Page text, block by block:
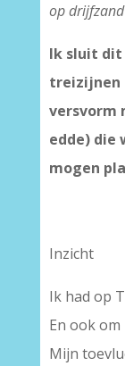
op drijfzand
Ik sluit
treizijnen
versvorm
edde) die
mogen
Inzicht
Ik had op
En ook
Mijn